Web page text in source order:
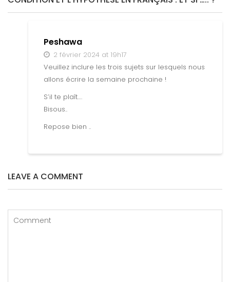
Peshawa
2 février 2024 at 19h17
Veuillez inclure les trois sujets sur lesquels nous
allons écrire la semaine prochaine !
S’il te plaît….
Bisous..
Repose bien ..
LEAVE A COMMENT